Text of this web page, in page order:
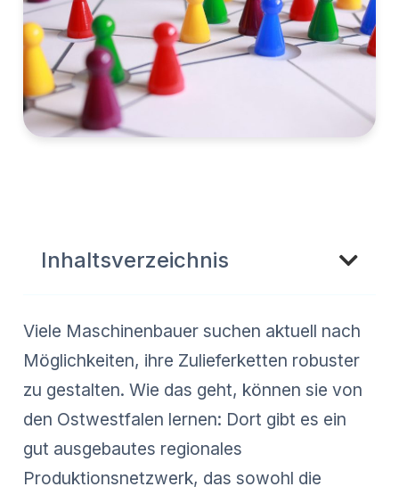
Inhaltsverzeichnis
Viele Maschinenbauer suchen aktuell nach
Möglichkeiten, ihre Zulieferketten robuster
zu gestalten. Wie das geht, können sie von
den Ostwestfalen lernen: Dort gibt es ein
gut ausgebautes regionales
Produktionsnetzwerk, das sowohl die